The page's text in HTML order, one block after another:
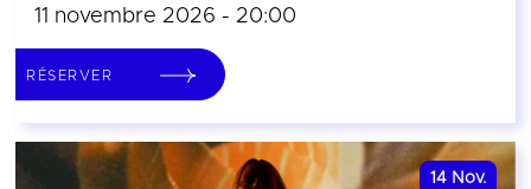
11 novembre 2026 - 20:00
RÉSERVER
14 Nov.